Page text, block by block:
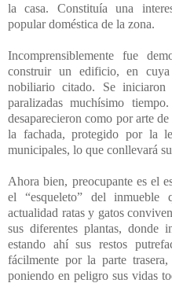
la casa. Constituía una
popular doméstica de la zona.
Incomprensiblemente fue
construir un edificio, en
nobiliario citado. Se
paralizadas muchísimo
desaparecieron como por arte
la fachada, protegido por la
municipales, lo que conllevará
Ahora bien, preocupante es el
el “esqueleto” del
actualidad ratas y gatos
sus diferentes plantas, donde
estando ahí sus restos
fácilmente por la parte
poniendo en peligro sus vidas